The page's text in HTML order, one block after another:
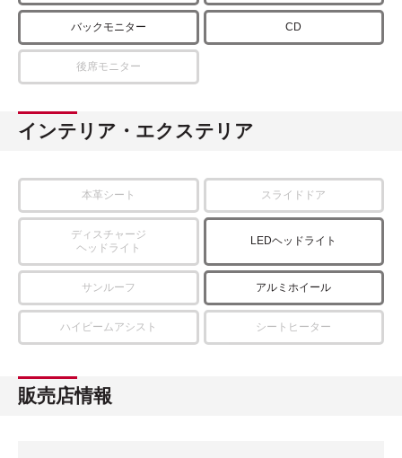
バックモニター CD
後席モニター
インテリア・エクステリア
本革シート スライドドア
ディスチャージ
ヘッドライト
LEDヘッドライト
サンルーフ アルミホイール
ハイビームアシスト シートヒーター
販売店情報